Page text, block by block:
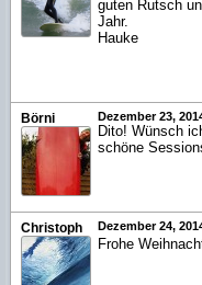
guten Rutsch
Jahr.
Hauke
Börni Dezember 23,
Dito! Wünsch
schöne
Christoph Dezember 24,
Frohe